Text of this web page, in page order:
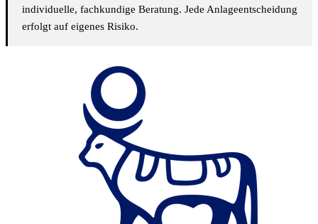
individuelle, fachkundige Beratung. Jede Anlageentscheidung
erfolgt auf eigenes Risiko.